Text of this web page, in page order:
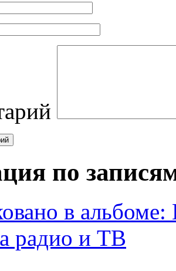
по
в альбоме:
радио и ТВ